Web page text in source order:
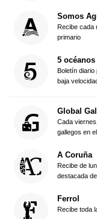
Somos
Recibe cada
primario
5 océanos
Boletín diario
baja
Global
Cada
gallegos en
A Coruña
Recibe de
destacada
Ferrol
Recibe toda